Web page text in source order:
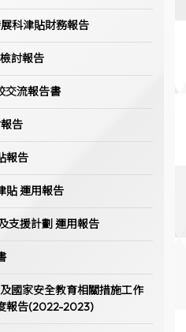
科津貼財務報告
討報告
交流報告書
告
報告
貼 運用報告
支援計劃 運用報告
國家安全教育相關措施工作
報告(2022-2023)